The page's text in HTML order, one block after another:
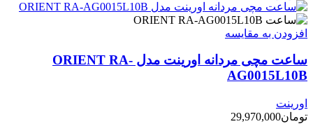
افزودن به مقایسه
ساعت مچی مردانه اورینت مدل ORIENT RA-
AG0015L10B
اورینت
تومان29,970,000